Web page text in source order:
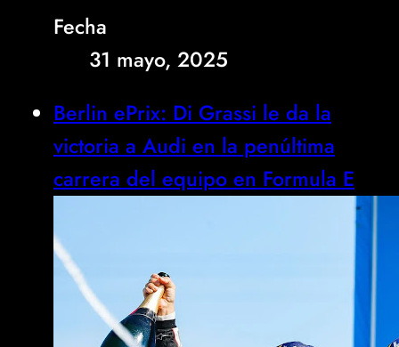
Fecha
31 mayo, 2025
Berlin ePrix: Di Grassi le da la
victoria a Audi en la penúltima
carrera del equipo en Formula E